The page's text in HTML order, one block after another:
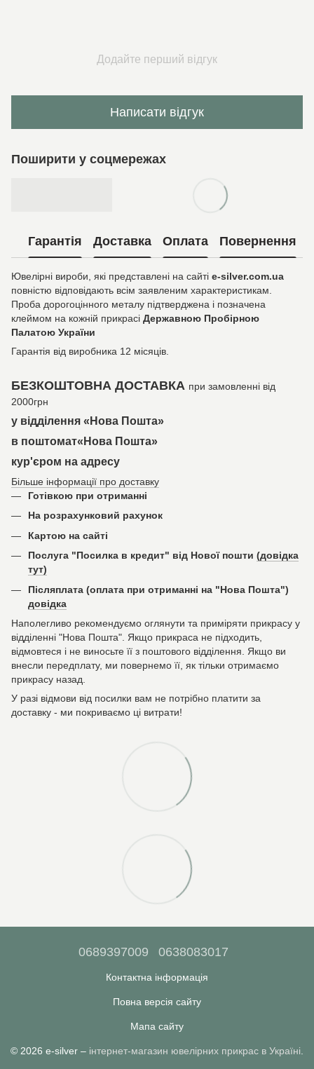
Додайте перший відгук
Написати відгук
Поширити у соцмережах
Гарантія Доставка Оплата Повернення
Ювелірні вироби, які представлені на сайті e-silver.com.ua
повністю відповідають всім заявленим характеристикам.
Проба дорогоцінного металу підтверджена і позначена
клеймом на кожній прикрасі Державною Пробірною
Палатою України
Гарантія від виробника 12 місяців.
БЕЗКОШТОВНА ДОСТАВКА при замовленні від
2000грн
у відділення «Нова Пошта»
в поштомат«Нова Пошта»
кур'єром на адресу
Більше інформації про доставку
Готівкою при отриманні
На розрахунковий рахунок
Картою на сайті
Послуга "Посилка в кредит" від Нової пошти (довідка
тут)
Післяплата (оплата при отриманні на "Нова Пошта")
довідка
Наполегливо рекомендуємо оглянути та приміряти прикрасу у
відділенні "Нова Пошта". Якщо прикраса не підходить,
відмовтеся і не виносьте її з поштового відділення. Якщо ви
внесли передплату, ми повернемо її, як тільки отримаємо
прикрасу назад.
У разі відмови від посилки вам не потрібно платити за
доставку - ми покриваємо ці витрати!
0689397009 0638083017
Контактна інформація
Повна версія сайту
Мапа сайту
© 2026 e-silver – інтернет-магазин ювелірних прикрас в Україні